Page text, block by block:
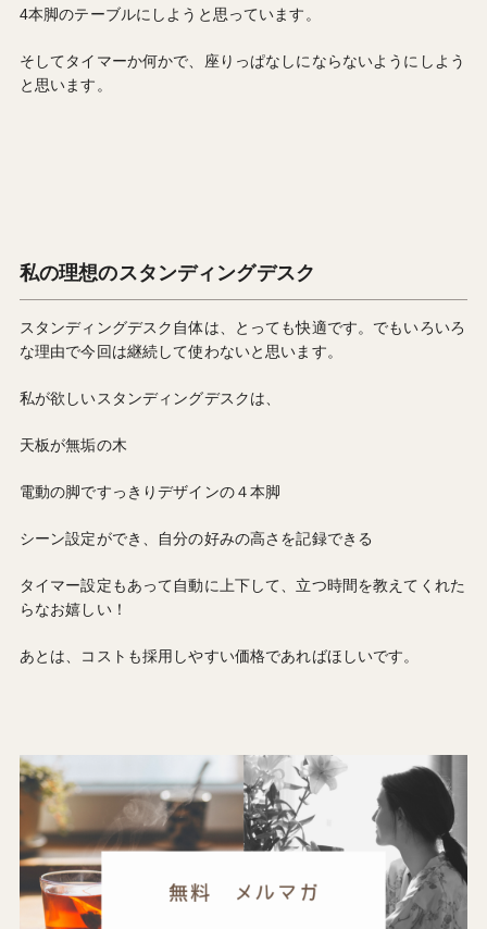
4本脚のテーブルにしようと思っています。
そしてタイマーか何かで、座りっぱなしにならないようにしよう
と思います。
私の理想のスタンディングデスク
スタンディングデスク自体は、とっても快適です。でもいろいろ
な理由で今回は継続して使わないと思います。
私が欲しいスタンディングデスクは、
天板が無垢の木
電動の脚ですっきりデザインの４本脚
シーン設定ができ、自分の好みの高さを記録できる
タイマー設定もあって自動に上下して、立つ時間を教えてくれた
らなお嬉しい！
あとは、コストも採用しやすい価格であればほしいです。